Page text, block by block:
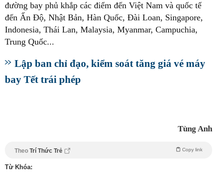
đường bay phủ khắp các điểm đến Việt Nam và quốc tế
đến Ấn Độ, Nhật Bản, Hàn Quốc, Đài Loan, Singapore,
Indonesia, Thái Lan, Malaysia, Myanmar, Campuchia,
Trung Quốc...
Lập ban chỉ đạo, kiểm soát tăng giá vé máy
bay Tết trái phép
Tùng Anh
Theo Trí Thức Trẻ Copy link
Từ Khóa: